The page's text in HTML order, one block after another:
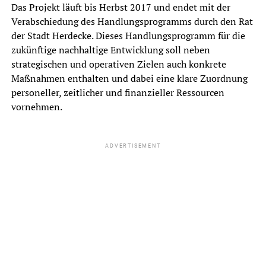
Das Projekt läuft bis Herbst 2017 und endet mit der
Verabschiedung des Handlungsprogramms durch den Rat
der Stadt Herdecke. Dieses Handlungsprogramm für die
zukünftige nachhaltige Entwicklung soll neben
strategischen und operativen Zielen auch konkrete
Maßnahmen enthalten und dabei eine klare Zuordnung
personeller, zeitlicher und finanzieller Ressourcen
vornehmen.
ADVERTISEMENT